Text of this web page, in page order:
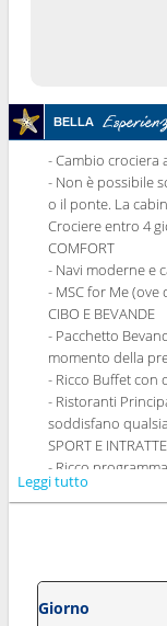
- Cambio crociera
- Non è possibile
o il ponte. La
Crociere entro 4
COMFORT
- Navi moderne e
- MSC for Me (ove
CIBO E BEVANDE
- Pacchetto
momento della
- Ricco Buffet con
- Ristoranti
soddisfano
SPORT E
- Ricco
Broadway
panoramica
- Attività di
bambini
Leggi tutto
Giorno